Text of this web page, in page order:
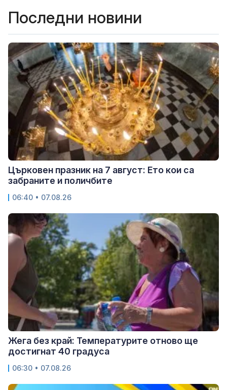
Последни новини
Църковен празник на 7 август: Ето кои са
забраните и поличбите
06:40 • 07.08.26
Жега без край: Температурите отново ще
достигнат 40 градуса
06:30 • 07.08.26